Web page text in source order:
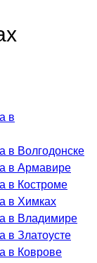
в
в Волгодонске
в Армавире
в Костроме
в Химках
в Владимире
в Златоусте
в Коврове